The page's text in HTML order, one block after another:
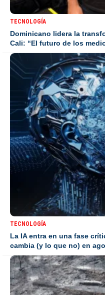
TECNOLOGÍA
Dominicano lidera la
Cali: “El futuro de los
TECNOLOGÍA
La IA entra en una fase
cambia (y lo que no) en